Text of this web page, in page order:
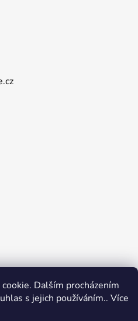
Dalším procházením
s jejich používáním.. Více